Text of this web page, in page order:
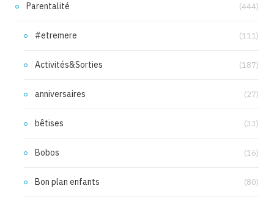
Parentalité (444)
#etremere (111)
Activités&Sorties (187)
anniversaires (27)
bêtises (33)
Bobos (16)
Bon plan enfants (80)